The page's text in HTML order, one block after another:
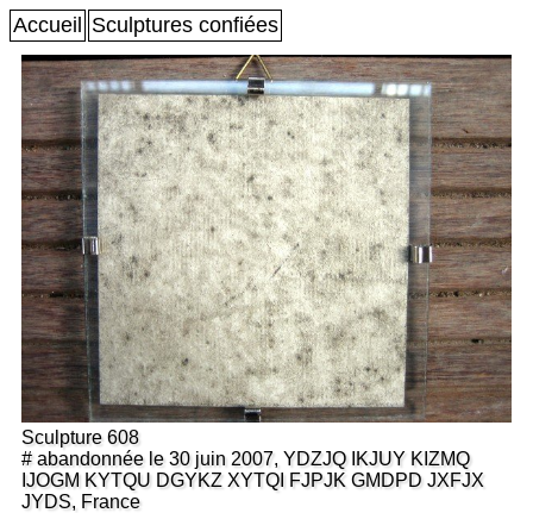
Accueil Sculptures confiées
Sculpture 608
# abandonnée le 30 juin 2007, YDZJQ IKJUY KIZMQ
IJOGM KYTQU DGYKZ XYTQI FJPJK GMDPD JXFJX
JYDS, France